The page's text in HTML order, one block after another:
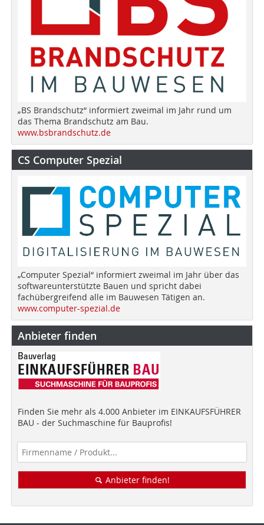
„BS Brandschutz“ informiert zweimal im Jahr rund um
das Thema Brandschutz am Bau.
www.bsbrandschutz.de
CS Computer Spezial
„Computer Spezial“ informiert zweimal im Jahr über das
softwareunterstützte Bauen und spricht dabei
fachübergreifend alle im Bauwesen Tätigen an.
www.computer-spezial.de
Anbieter finden
Finden Sie mehr als 4.000 Anbieter im EINKAUFSFÜHRER
BAU - der Suchmaschine für Bauprofis!
Anbieter finden!